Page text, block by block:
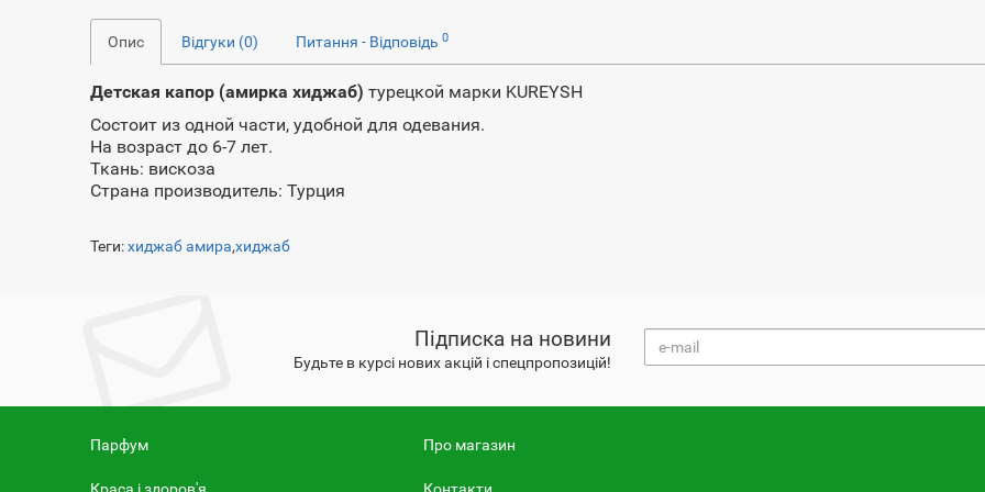
Опис Відгуки (0) Питання - Відповідь0
Детская капор (амирка хиджаб)турецкой марки KUREYSH
Состоит из одной части, удобной для одевания.
На возраст до 6-7 лет.
Ткань: вискоза
Страна производитель: Турция
Теги:хиджаб амира,хиджаб
Підписка на новини
Будьте в курсі нових акцій і спецпропозицій!
Парфум Про магазин